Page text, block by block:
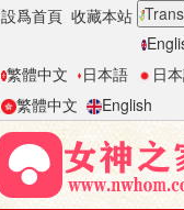
設爲首頁 收藏本站
繁體中文
日本語
日
繁體中文
English